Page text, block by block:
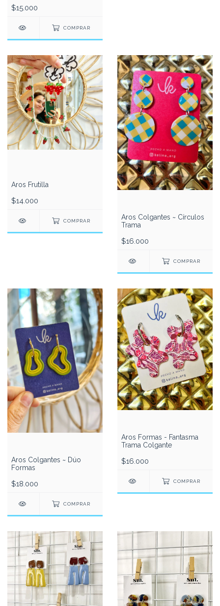
$15.000
COMPRAR
Aros Frutilla
$14.000
COMPRAR
Aros Colgantes ~ Círculos
Trama
$16.000
COMPRAR
Aros Colgantes ~ Dúo
Formas
$18.000
COMPRAR
Aros Formas - Fantasma
Trama Colgante
$16.000
COMPRAR